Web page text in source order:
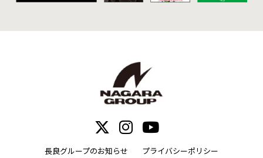
長良グループのお知らせ プライバシーポリシー